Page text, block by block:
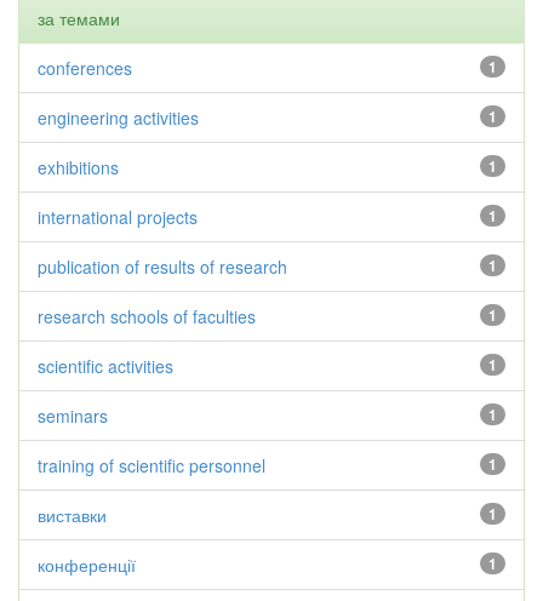
за темами
1
conferences
1
engineering activities
1
exhibitions
1
international projects
1
publication of results of research
1
research schools of faculties
1
scientific activities
1
seminars
1
training of scientific personnel
1
виставки
1
конференції